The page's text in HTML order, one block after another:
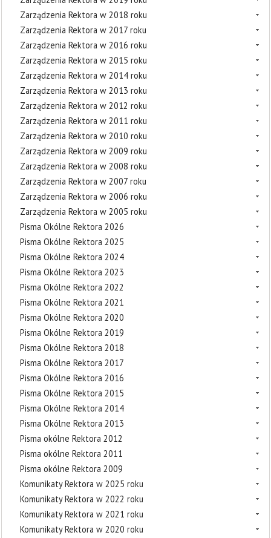
Zarządzenia Rektora w 2018 roku
Zarządzenia Rektora w 2017 roku
Zarządzenia Rektora w 2016 roku
Zarządzenia Rektora w 2015 roku
Zarządzenia Rektora w 2014 roku
Zarządzenia Rektora w 2013 roku
Zarządzenia Rektora w 2012 roku
Zarządzenia Rektora w 2011 roku
Zarządzenia Rektora w 2010 roku
Zarządzenia Rektora w 2009 roku
Zarządzenia Rektora w 2008 roku
Zarządzenia Rektora w 2007 roku
Zarządzenia Rektora w 2006 roku
Zarządzenia Rektora w 2005 roku
Pisma Okólne Rektora 2026
Pisma Okólne Rektora 2025
Pisma Okólne Rektora 2024
Pisma Okólne Rektora 2023
Pisma Okólne Rektora 2022
Pisma Okólne Rektora 2021
Pisma Okólne Rektora 2020
Pisma Okólne Rektora 2019
Pisma Okólne Rektora 2018
Pisma Okólne Rektora 2017
Pisma Okólne Rektora 2016
Pisma Okólne Rektora 2015
Pisma Okólne Rektora 2014
Pisma Okólne Rektora 2013
Pisma okólne Rektora 2012
Pisma okólne Rektora 2011
Pisma okólne Rektora 2009
Komunikaty Rektora w 2025 roku
Komunikaty Rektora w 2022 roku
Komunikaty Rektora w 2021 roku
Komunikaty Rektora w 2020 roku